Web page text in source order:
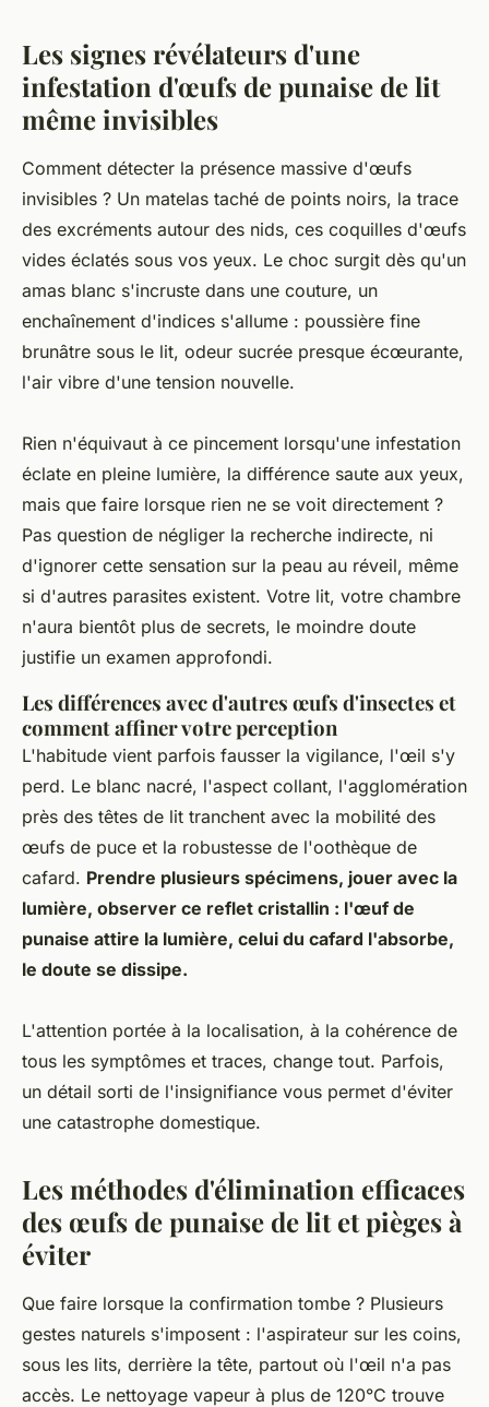
Les signes révélateurs d'une
infestation d'œufs de punaise de lit
même invisibles
Comment détecter la présence massive d'œufs
invisibles ? Un matelas taché de points noirs, la trace
des excréments autour des nids, ces coquilles d'œufs
vides éclatés sous vos yeux. Le choc surgit dès qu'un
amas blanc s'incruste dans une couture, un
enchaînement d'indices s'allume : poussière fine
brunâtre sous le lit, odeur sucrée presque écœurante,
l'air vibre d'une tension nouvelle.
Rien n'équivaut à ce pincement lorsqu'une infestation
éclate en pleine lumière, la différence saute aux yeux,
mais que faire lorsque rien ne se voit directement ?
Pas question de négliger la recherche indirecte, ni
d'ignorer cette sensation sur la peau au réveil, même
si d'autres parasites existent. Votre lit, votre chambre
n'aura bientôt plus de secrets, le moindre doute
justifie un examen approfondi.
Les différences avec d'autres œufs d'insectes et
comment affiner votre perception
L'habitude vient parfois fausser la vigilance, l'œil s'y
perd. Le blanc nacré, l'aspect collant, l'agglomération
près des têtes de lit tranchent avec la mobilité des
œufs de puce et la robustesse de l'oothèque de
cafard. Prendre plusieurs spécimens, jouer avec la
lumière, observer ce reflet cristallin : l'œuf de
punaise attire la lumière, celui du cafard l'absorbe,
le doute se dissipe.
L'attention portée à la localisation, à la cohérence de
tous les symptômes et traces, change tout. Parfois,
un détail sorti de l'insignifiance vous permet d'éviter
une catastrophe domestique.
Les méthodes d'élimination efficaces
des œufs de punaise de lit et pièges à
éviter
Que faire lorsque la confirmation tombe ? Plusieurs
gestes naturels s'imposent : l'aspirateur sur les coins,
sous les lits, derrière la tête, partout où l'œil n'a pas
accès. Le nettoyage vapeur à plus de 120°C trouve